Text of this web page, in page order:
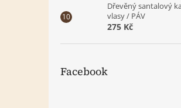
Dřevěný santalový
vlasy / PÁV
275 Kč
Facebook